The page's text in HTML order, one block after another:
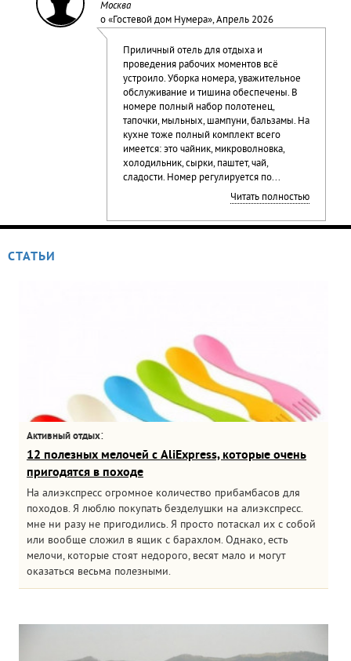
Москва
о «Гостевой дом Нумера», Апрель 2026
Приличный отель для отдыха и
проведения рабочих моментов всё
устроило. Уборка номера, уважительное
обслуживание и тишина обеспечены. В
номере полный набор полотенец,
тапочки, мыльных, шампуни, бальзамы. На
кухне тоже полный комплект всего
имеется: это чайник, микроволновка,
холодильник, сырки, паштет, чай,
сладости. Номер регулируется по...
Читать полностью
СТАТЬИ
Активный отдых:
12 полезных мелочей с AliExpress, которые очень
пригодятся в походе
На алиэкспресс огромное количество прибамбасов для
походов. Я люблю покупать безделушки на алиэкспресс.
мне ни разу не пригодились. Я просто потаскал их с собой
или вообще сложил в ящик с барахлом. Однако, есть
мелочи, которые стоят недорого, весят мало и могут
оказаться весьма полезными.